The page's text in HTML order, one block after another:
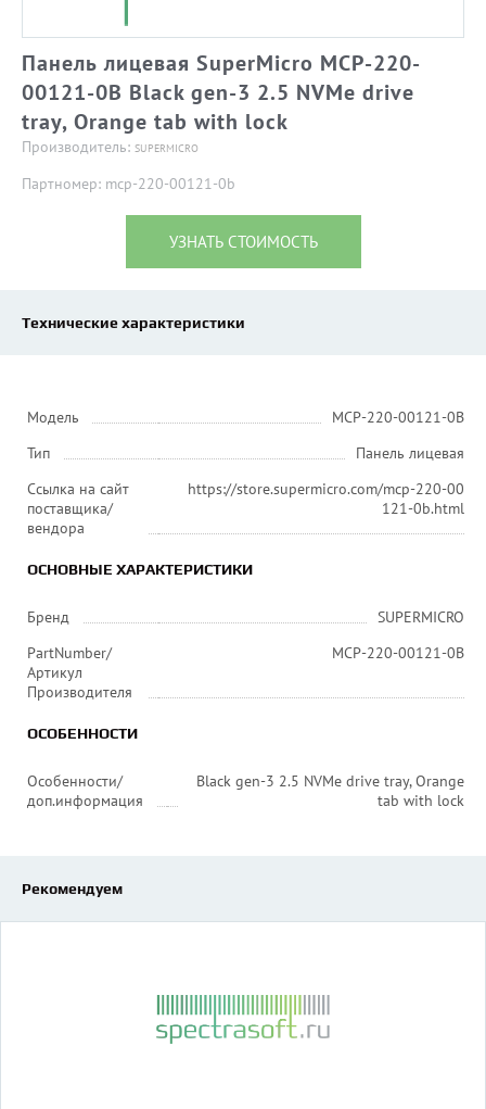
Панель лицевая SuperMicro MCP-220-
00121-0B Black gen-3 2.5 NVMe drive
tray, Orange tab with lock
Производитель: SUPERMICRO
Партномер: mcp-220-00121-0b
УЗНАТЬ СТОИМОСТЬ
Технические характеристики
Модель
MCP-220-00121-0B
Тип
Панель лицевая
Ссылка на сайт
поставщика/
вендора
https://store.supermicro.com/mcp-220-00
121-0b.html
ОСНОВНЫЕ ХАРАКТЕРИСТИКИ
Бренд
SUPERMICRO
PartNumber/
Артикул
Производителя
MCP-220-00121-0B
ОСОБЕННОСТИ
Особенности/
доп.информация
Black gen-3 2.5 NVMe drive tray, Orange
tab with lock
Рекомендуем